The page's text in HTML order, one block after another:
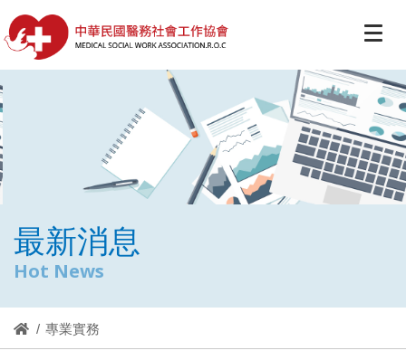
最新消息
Hot News
專業實務